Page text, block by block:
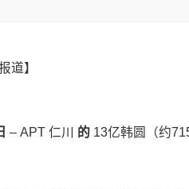
道】
– APT 仁川 的 13亿韩圆（约